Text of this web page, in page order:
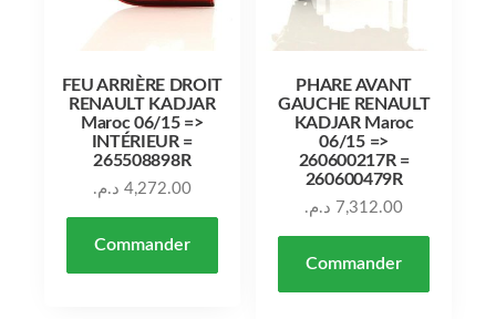
FEU ARRIÈRE DROIT
RENAULT KADJAR
Maroc 06/15 =>
INTÉRIEUR =
265508898R
4,272.00 د.م.
Commander
PHARE AVANT
GAUCHE RENAULT
KADJAR Maroc
06/15 =>
260600217R =
260600479R
7,312.00 د.م.
Commander